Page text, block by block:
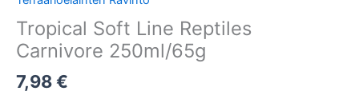
Tropical Soft Line Reptiles
Carnivore 250ml/65g
7,98€